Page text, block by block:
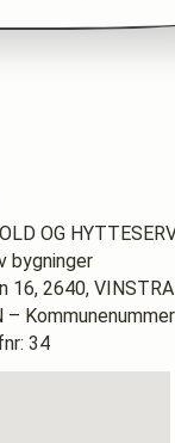
OG
bygninger
16, 2640, VINSTRA
–
34